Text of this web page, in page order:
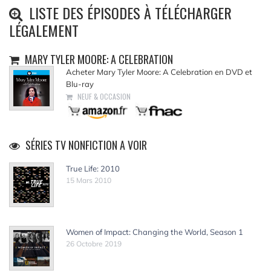
LISTE DES ÉPISODES À TÉLÉCHARGER
LÉGALEMENT
MARY TYLER MOORE: A CELEBRATION
Acheter Mary Tyler Moore: A Celebration en DVD et
Blu-ray
NEUF & OCCASION
SÉRIES TV NONFICTION A VOIR
True Life: 2010
15 Mars 2010
Women of Impact: Changing the World, Season 1
26 Octobre 2019